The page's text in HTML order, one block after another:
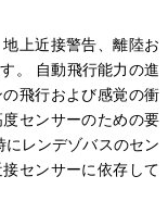
上近接警告、離陸お
。 自動飛行能力の進
飛行および感覚の衝
センサーのための要
レンデゾバスのセン
センサーに依存して